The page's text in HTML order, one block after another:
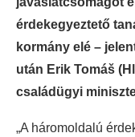
érdekegyeztető
kormány elé –
után Erik Tomáš
családügyi
„A háromoldalú